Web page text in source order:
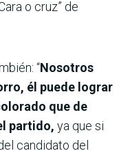
o cruz” de
“Nosotros
él puede lograr
que de
partido, ya que si
candidato del